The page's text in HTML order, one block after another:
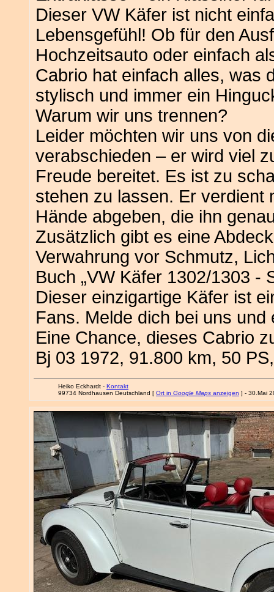
Dieser VW Käfer ist nicht
Lebensgefühl! Ob für den
Hochzeitsauto oder einfach
Cabrio hat einfach alles, was
stylisch und immer ein
Warum wir uns trennen?
Leider möchten wir uns von
verabschieden – er wird viel
Freude bereitet. Es ist zu
stehen zu lassen. Er verdient
Hände abgeben, die ihn
Zusätzlich gibt es eine
Verwahrung vor Schmutz,
Buch „VW Käfer 1302/1303 -
Dieser einzigartige Käfer ist
Fans. Melde dich bei uns und
Eine Chance, dieses Cabrio
Bj 03 1972, 91.800 km, 50
Heiko Eckhardt - Kontakt
99734 Nordhausen Deutschland [ Ort in Google Maps anzeigen ] - 30.Mai